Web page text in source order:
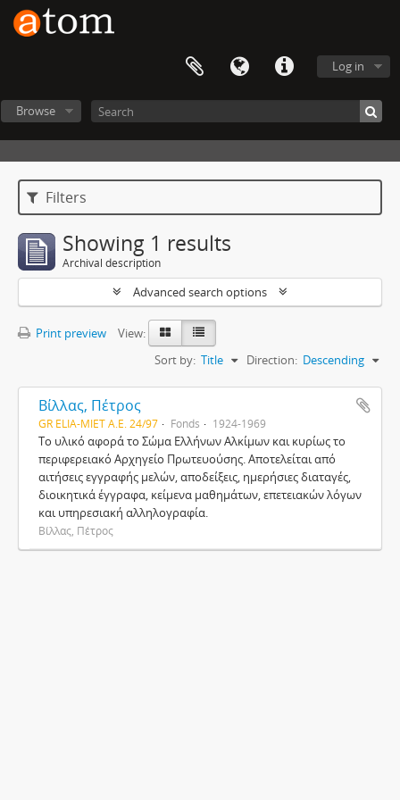
Log in
Browse
Filters
Showing 1 results
Archival description
Advanced search options
Print preview
View:
Sort by: Title Direction: Descending
Βίλλας, Πέτρος
GR ELIA-MIET Α.Ε. 24/97 Fonds 1924-1969
Το υλικό αφορά το Σώμα Ελλήνων Αλκίμων και κυρίως το
περιφερειακό Αρχηγείο Πρωτευούσης. Αποτελείται από
αιτήσεις εγγραφής μελών, αποδείξεις, ημερήσιες διαταγές,
διοικητικά έγγραφα, κείμενα μαθημάτων, επετειακών λόγων
και υπηρεσιακή αλληλογραφία.
Βίλλας, Πέτρος